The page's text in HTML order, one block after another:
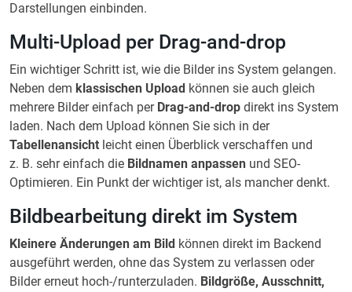
Darstellungen einbinden.
Multi-Upload per Drag-and-drop
Ein wichtiger Schritt ist, wie die Bilder ins System gelangen.
Neben dem klassischen Upload können sie auch gleich
mehrere Bilder einfach per Drag-and-drop direkt ins System
laden. Nach dem Upload können Sie sich in der
Tabellenansicht leicht einen Überblick verschaffen und
z. B. sehr einfach die Bildnamen anpassen und SEO-
Optimieren. Ein Punkt der wichtiger ist, als mancher denkt.
Bildbearbeitung direkt im System
Kleinere Änderungen am Bild können direkt im Backend
ausgeführt werden, ohne das System zu verlassen oder
Bilder erneut hoch-/runterzuladen. Bildgröße, Ausschnitt,